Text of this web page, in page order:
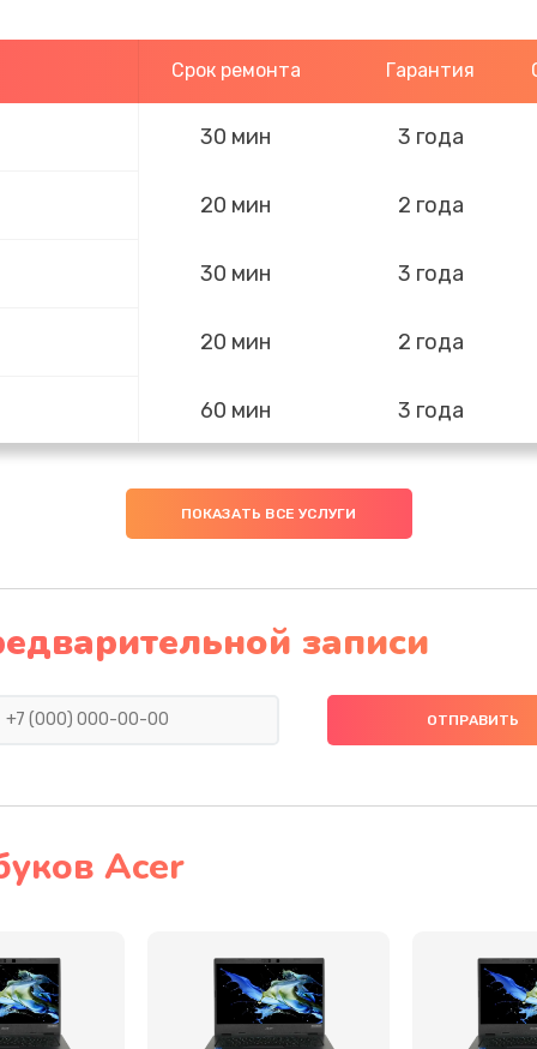
Срок ремонта Гарантия
30 мин 3 года
20 мин 2 года
30 мин 3 года
20 мин 2 года
60 мин 3 года
20 мин 1 год
2 года
40 мин
40 мин
ПОКАЗАТЬ ВСЕ УСЛУГИ
записи
Acer